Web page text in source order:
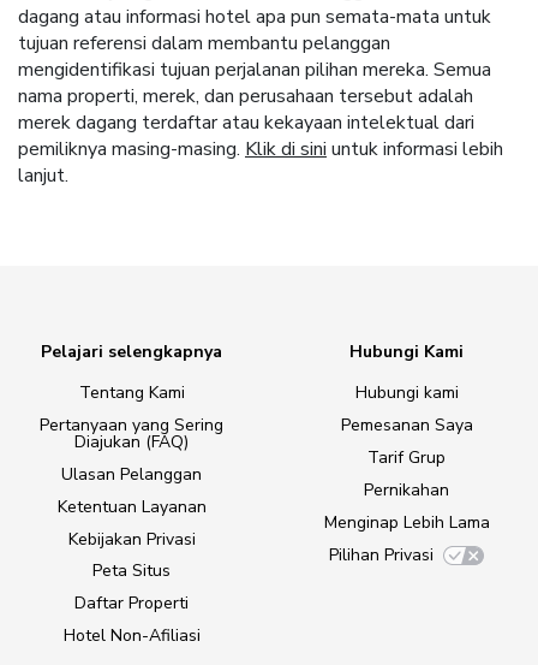
dagang atau informasi hotel apa pun semata-mata untuk
tujuan referensi dalam membantu pelanggan
mengidentifikasi tujuan perjalanan pilihan mereka. Semua
nama properti, merek, dan perusahaan tersebut adalah
merek dagang terdaftar atau kekayaan intelektual dari
pemiliknya masing-masing. Klik di sini untuk informasi lebih
lanjut.
Pelajari selengkapnya
Tentang Kami
Pertanyaan yang Sering
Diajukan (FAQ)
Ulasan Pelanggan
Ketentuan Layanan
Kebijakan Privasi
Peta Situs
Daftar Properti
Hotel Non-Afiliasi
Hubungi Kami
Hubungi kami
Pemesanan Saya
Tarif Grup
Pernikahan
Menginap Lebih Lama
Pilihan Privasi